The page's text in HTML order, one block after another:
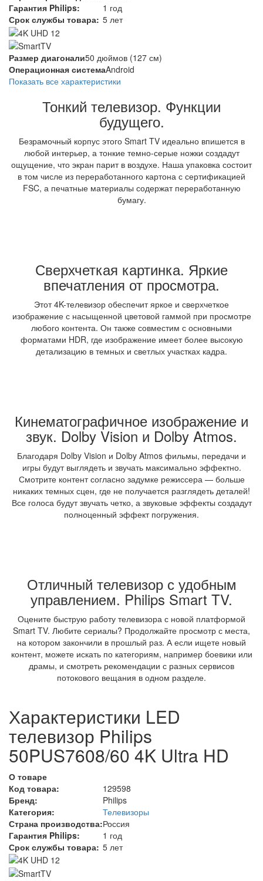
Гарантия Philips:
1 год
Срок службы товара: 5 лет
Размер диагонали50 дюймов (127 см)
Операционная системаAndroid
Показать все характеристики
Тонкий телевизор. Функции
будущего.
Безрамочный корпус этого Smart TV идеально впишется в
любой интерьер, а тонкие темно-серые ножки создадут
ощущение, что экран парит в воздухе. Наша упаковка состоит
в том числе из переработанного картона с сертификацией
FSC, а печатные материалы содержат переработанную
бумагу.
Сверхчеткая картинка. Яркие
впечатления от просмотра.
Этот 4K-телевизор обеспечит яркое и сверхчеткое
изображение с насыщенной цветовой гаммой при просмотре
любого контента. Он также совместим с основными
форматами HDR, где изображение имеет более высокую
детализацию в темных и светлых участках кадра.
Кинематографичное изображение и
звук. Dolby Vision и Dolby Atmos.
Благодаря Dolby Vision и Dolby Atmos фильмы, передачи и
игры будут выглядеть и звучать максимально эффектно.
Смотрите контент согласно задумке режиссера — больше
никаких темных сцен, где не получается разглядеть деталей!
Все голоса будут звучать четко, а звуковые эффекты создадут
полноценный эффект погружения.
Отличный телевизор с удобным
управлением. Philips Smart TV.
Оцените быструю работу телевизора с новой платформой
Smart TV. Любите сериалы? Продолжайте просмотр с места,
на котором закончили в прошлый раз. А если ищете новый
контент, можете искать по категориям, например боевики или
драмы, и смотреть рекомендации с разных сервисов
потокового вещания в одном разделе.
Характеристики LED
телевизор Philips
50PUS7608/60 4K Ultra HD
О товаре
Код товара:
129598
Бренд:
Philips
Категория:
Телевизоры
Страна производства:Россия
Гарантия Philips:
1 год
Срок службы товара: 5 лет